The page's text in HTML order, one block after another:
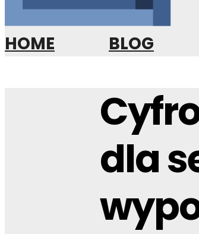
HOME BLOG
dla